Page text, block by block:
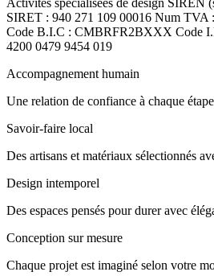
Activités spécialisées de design SIREN
SIRET : 940 271 109 00016 Num TVA
Code B.I.C : CMBRFR2BXXX Code
4200 0479 9454 019
Accompagnement humain
Une relation de confiance à chaque
Savoir-faire local
Des artisans et matériaux sélectionnés
Design intemporel
Des espaces pensés pour durer avec
Conception sur mesure
Chaque projet est imaginé selon votre